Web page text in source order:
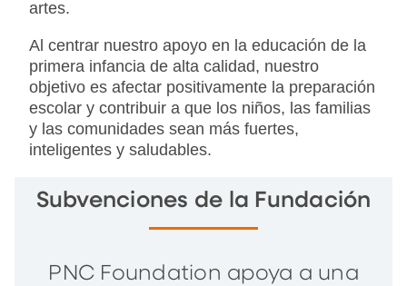
artes.
Al centrar nuestro apoyo en la educación de la
primera infancia de alta calidad, nuestro
objetivo es afectar positivamente la preparación
escolar y contribuir a que los niños, las familias
y las comunidades sean más fuertes,
inteligentes y saludables.
Subvenciones de la Fundación
PNC Foundation apoya a una